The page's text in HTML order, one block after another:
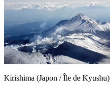
Kirishima (Japon / Île de Kyushu)